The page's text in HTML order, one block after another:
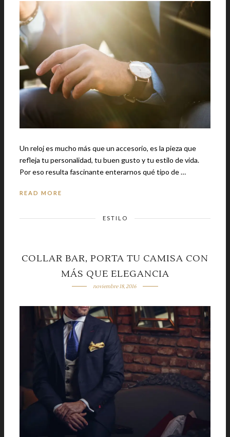
Un reloj es mucho más que un accesorio, es la pieza que
refleja tu personalidad, tu buen gusto y tu estilo de vida.
Por eso resulta fascinante enterarnos qué tipo de …
READ MORE
ESTILO
COLLAR BAR, PORTA TU CAMISA CON
MÁS QUE ELEGANCIA
noviembre 18, 2016